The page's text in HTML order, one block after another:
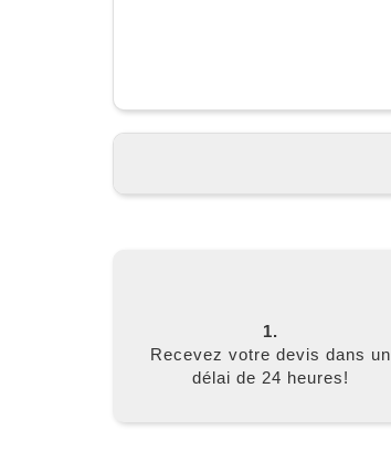
1.
Recevez votre devis dans un
délai de 24 heures!